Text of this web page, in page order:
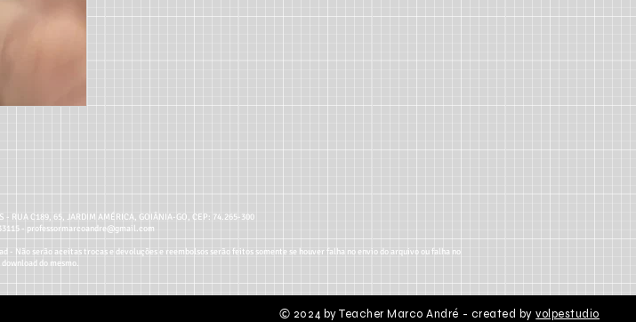
- RUA C189, 65, JARDIM AMÉRICA, GOIÂNIA-GO, CEP: 74.265-300
- professormarcoandre@gmail.com
Não serão aceitas trocas e devoluções e reembolsos serão feitos somente se houver falha no envio do arquivo ou falha no
download do mesmo.
© 2024 by Teacher Marco André - created byvolpestudio